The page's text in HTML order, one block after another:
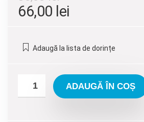
Prețul
a
fost:
66,00 lei
66,00 lei.
Adaugă la lista de dorințe
ADAUGĂ ÎN COȘ